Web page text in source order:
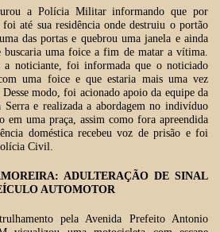
a Polícia Militar informando que por
até sua residência onde destruiu o portão
das portas e quebrou uma janela e ainda
buscaria uma foice a fim de matar a vítima.
a noticiante, foi informada que o noticiado
uma foice e que estaria mais uma vez
modo, foi acionado apoio da equipe da
Serra e realizada a abordagem no indivíduo
uma praça, assim como fora apreendida
doméstica recebeu voz de prisão e foi
Civil.
ADULTERAÇÃO DE SINAL
AUTOMOTOR
pela Avenida Prefeito Antonio